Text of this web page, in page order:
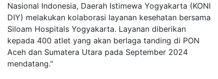
Nasional Indonesia, Daerah Istimewa Yogyakarta (KONI
DIY) melakukan kolaborasi layanan kesehatan bersama
Siloam Hospitals Yogyakarta. Layanan diberikan
kepada 400 atlet yang akan berlaga tanding di PON
Aceh dan Sumatera Utara pada September 2024
mendatang."